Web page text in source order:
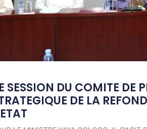
SESSION DU COMITE DE
DE LA